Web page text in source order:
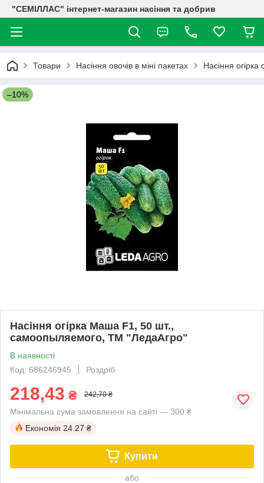
"СЕМІЛЛАС" інтернет-магазин насіння та добрив
Товари Насіння овочів в міні пакетах Насіння
–10%
Насіння огірка Маша F1, 50 шт.,
самоопыляемого, ТМ "ЛедаАгро"
В наявності
Код: 686246945
Роздріб
218,43 ₴ 242,70 ₴
Мінімальна сума замовлення на сайті — 300 ₴
Економія 24.27 ₴
Купити
або